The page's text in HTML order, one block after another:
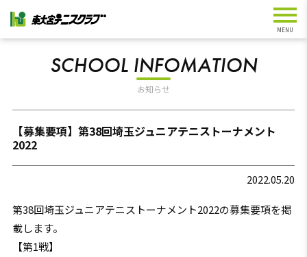
SCHOOL INFOMATION
お知らせ
【募集要項】第38回埼玉ジュニアテニストーナメント
2022
2022.05.20
第38回埼玉ジュニアテニストーナメント2022の募集要項を掲
載します。
【第1戦】